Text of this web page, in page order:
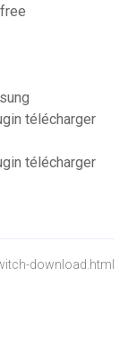
télécharger
télécharger
download.html